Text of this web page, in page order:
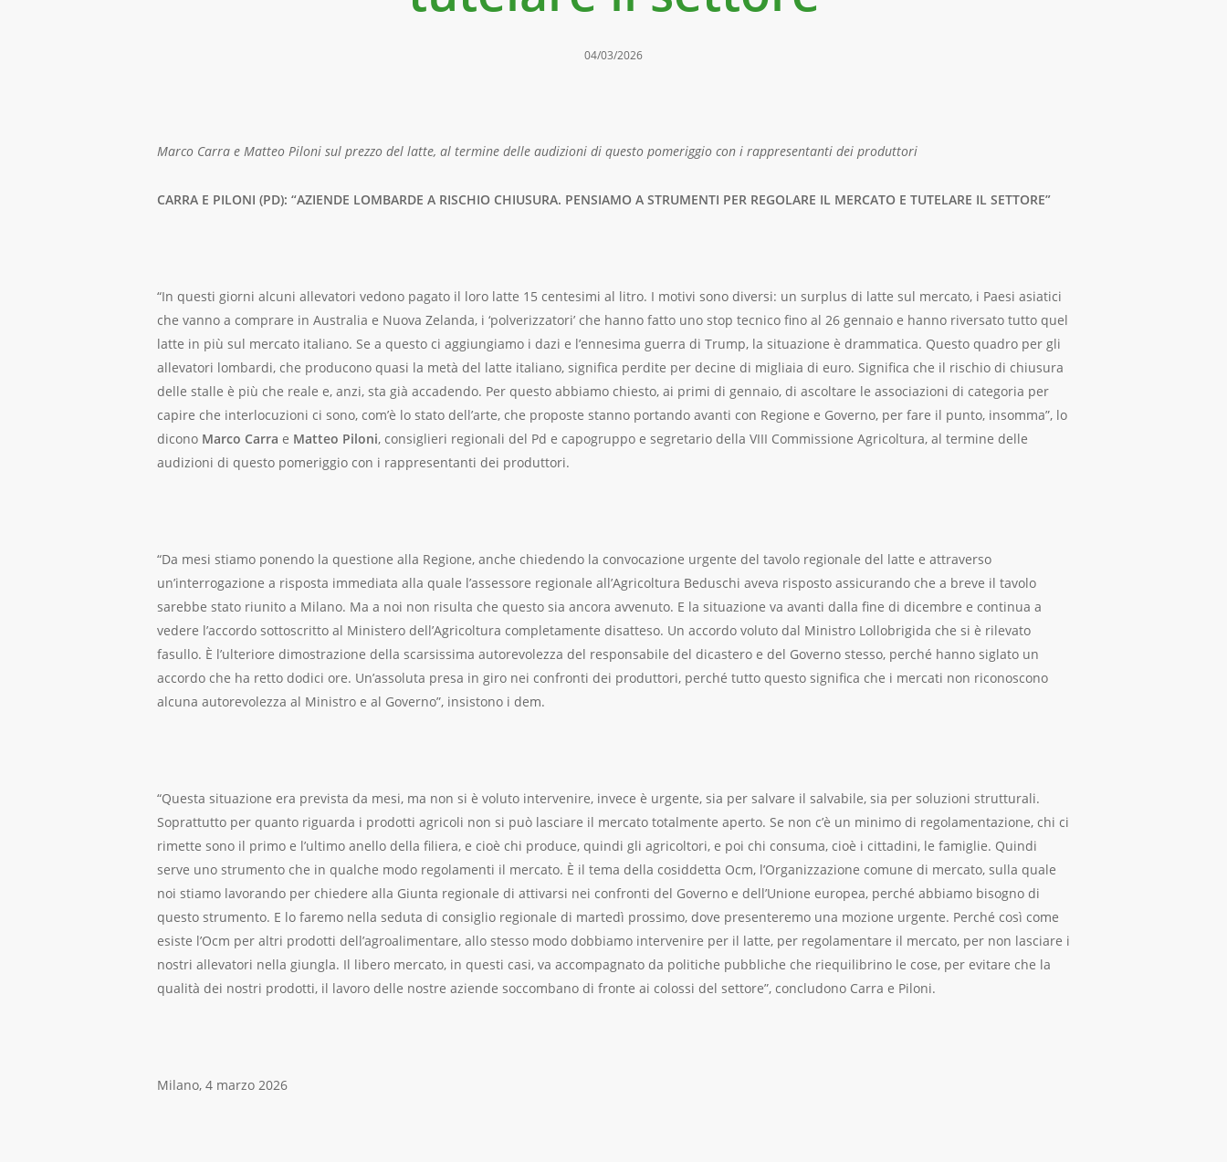
04/03/2026
Marco Carra e Matteo Piloni sul prezzo del latte, al termine delle audizioni di questo pomeriggio con i rappresentanti dei produttori
CARRA E PILONI (PD): “AZIENDE LOMBARDE A RISCHIO CHIUSURA. PENSIAMO A STRUMENTI PER REGOLARE IL MERCATO E TUTELARE IL SETTORE”
“In questi giorni alcuni allevatori vedono pagato il loro latte 15 centesimi al litro. I motivi sono diversi: un surplus di latte sul mercato, i Paesi asiatici
che vanno a comprare in Australia e Nuova Zelanda, i ‘polverizzatori’ che hanno fatto uno stop tecnico fino al 26 gennaio e hanno riversato tutto quel
latte in più sul mercato italiano. Se a questo ci aggiungiamo i dazi e l’ennesima guerra di Trump, la situazione è drammatica. Questo quadro per gli
allevatori lombardi, che producono quasi la metà del latte italiano, significa perdite per decine di migliaia di euro. Significa che il rischio di chiusura
delle stalle è più che reale e, anzi, sta già accadendo. Per questo abbiamo chiesto, ai primi di gennaio, di ascoltare le associazioni di categoria per
capire che interlocuzioni ci sono, com’è lo stato dell’arte, che proposte stanno portando avanti con Regione e Governo, per fare il punto, insomma”, lo
dicono Marco Carra e Matteo Piloni, consiglieri regionali del Pd e capogruppo e segretario della VIII Commissione Agricoltura, al termine delle
audizioni di questo pomeriggio con i rappresentanti dei produttori.
“Da mesi stiamo ponendo la questione alla Regione, anche chiedendo la convocazione urgente del tavolo regionale del latte e attraverso
un’interrogazione a risposta immediata alla quale l’assessore regionale all’Agricoltura Beduschi aveva risposto assicurando che a breve il tavolo
sarebbe stato riunito a Milano. Ma a noi non risulta che questo sia ancora avvenuto. E la situazione va avanti dalla fine di dicembre e continua a
vedere l’accordo sottoscritto al Ministero dell’Agricoltura completamente disatteso. Un accordo voluto dal Ministro Lollobrigida che si è rilevato
fasullo. È l’ulteriore dimostrazione della scarsissima autorevolezza del responsabile del dicastero e del Governo stesso, perché hanno siglato un
accordo che ha retto dodici ore. Un’assoluta presa in giro nei confronti dei produttori, perché tutto questo significa che i mercati non riconoscono
alcuna autorevolezza al Ministro e al Governo”, insistono i dem.
“Questa situazione era prevista da mesi, ma non si è voluto intervenire, invece è urgente, sia per salvare il salvabile, sia per soluzioni strutturali.
Soprattutto per quanto riguarda i prodotti agricoli non si può lasciare il mercato totalmente aperto. Se non c’è un minimo di regolamentazione, chi ci
rimette sono il primo e l’ultimo anello della filiera, e cioè chi produce, quindi gli agricoltori, e poi chi consuma, cioè i cittadini, le famiglie. Quindi
serve uno strumento che in qualche modo regolamenti il mercato. È il tema della cosiddetta Ocm, l’Organizzazione comune di mercato, sulla quale
noi stiamo lavorando per chiedere alla Giunta regionale di attivarsi nei confronti del Governo e dell’Unione europea, perché abbiamo bisogno di
questo strumento. E lo faremo nella seduta di consiglio regionale di martedì prossimo, dove presenteremo una mozione urgente. Perché così come
esiste l’Ocm per altri prodotti dell’agroalimentare, allo stesso modo dobbiamo intervenire per il latte, per regolamentare il mercato, per non lasciare i
nostri allevatori nella giungla. Il libero mercato, in questi casi, va accompagnato da politiche pubbliche che riequilibrino le cose, per evitare che la
qualità dei nostri prodotti, il lavoro delle nostre aziende soccombano di fronte ai colossi del settore”, concludono Carra e Piloni.
Milano, 4 marzo 2026